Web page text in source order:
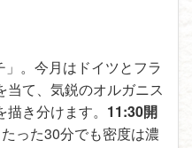
。今月はドイツとフラ
当て、気鋭のオルガニス
描き分けます。 11:30開
った30分でも密度は濃